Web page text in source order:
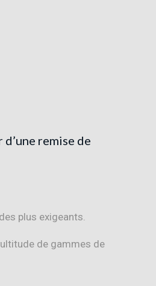
remise de
plus exigeants.
de gammes de